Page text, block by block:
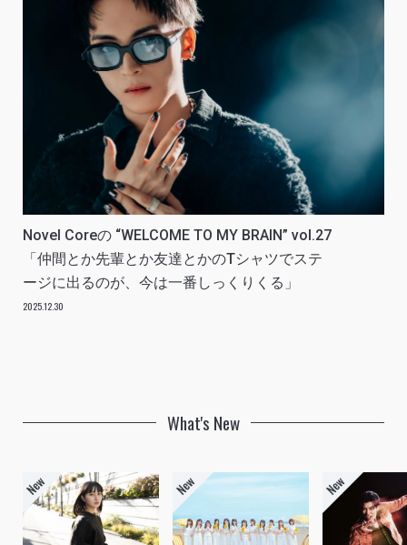
Novel Coreの “WELCOME TO MY BRAIN” vol.27
「仲間とか先輩とか友達とかのTシャツでステ
ージに出るのが、今は一番しっくりくる」
2025.12.30
What's New